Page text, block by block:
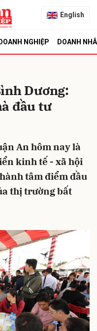
English
DOANH NGHIỆP DOANH
Dương:
đầu tư
An hôm nay là
kinh tế - xã hội
tâm điểm đầu
thị trường bất
Hủy